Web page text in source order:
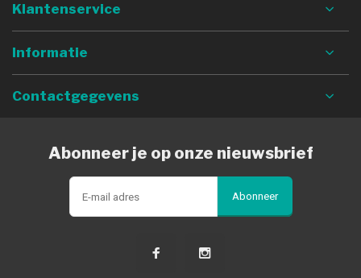
Klantenservice
Informatie
Contactgegevens
Abonneer je op onze nieuwsbrief
Abonneer